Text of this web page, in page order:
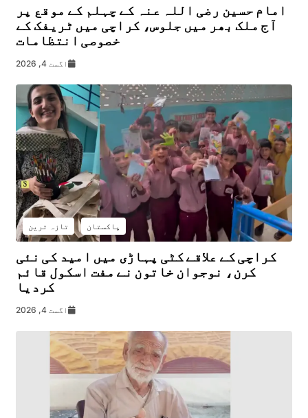
امام حسین رضی اللہ عنہ کے چہلم کے موقع پر
آج ملک بھر میں جلوس، کراچی میں ٹریفک کے
خصوصی انتظامات
اگست 4, 2026
پاکستان تازہ ترین
کراچی کے علاقے کٹی پہاڑی میں امید کی نئی
کرن، نوجوان خاتون نے مفت اسکول قائم
کردیا
اگست 4, 2026